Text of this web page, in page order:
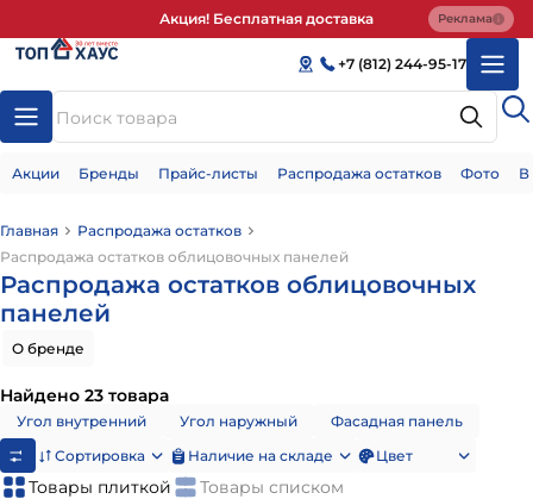
Акция! Бесплатная доставка Реклама
+7 (812) 244-95-17
Акции Бренды Прайс-листы Распродажа остатков Фото
Главная
Распродажа остатков
Распродажа остатков облицовочных панелей
Распродажа остатков облицовочных
панелей
О бренде
Найдено 23 товара
Угол внутренний Угол наружный
Фасадная панель
Сортировка
Наличие на складе Цвет
Товары плиткой Товары списком